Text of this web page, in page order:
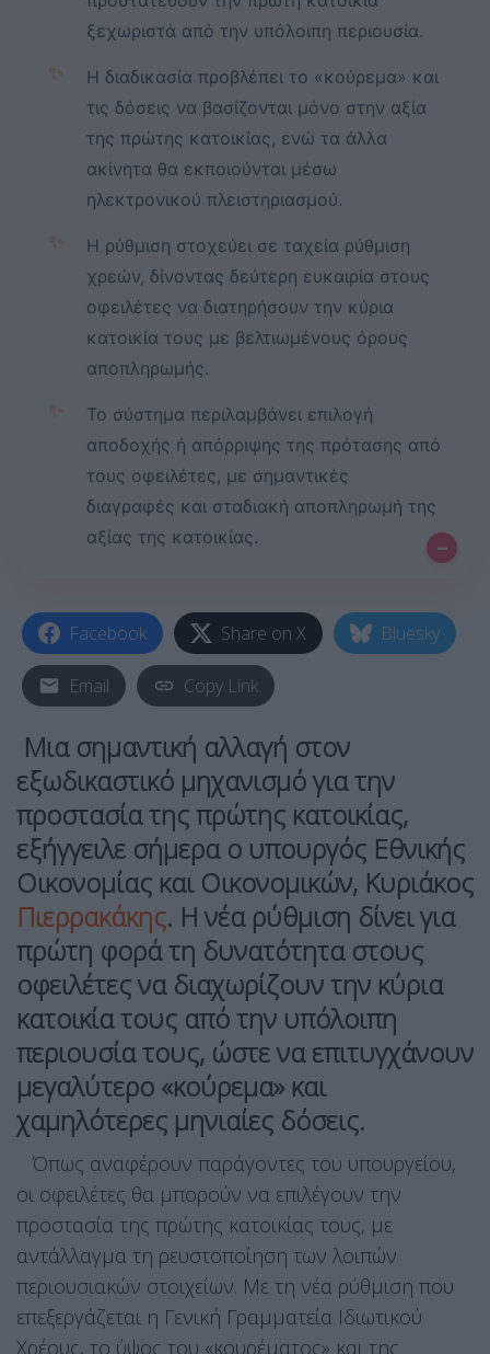
ξεχωριστά από την υπόλοιπη περιουσία.
✨
Η διαδικασία προβλέπει το «κούρεμα» και
τις δόσεις να βασίζονται μόνο στην αξία
της πρώτης κατοικίας, ενώ τα άλλα
ακίνητα θα εκποιούνται μέσω
ηλεκτρονικού πλειστηριασμού.
✨
Η ρύθμιση στοχεύει σε ταχεία ρύθμιση
χρεών, δίνοντας δεύτερη ευκαιρία στους
οφειλέτες να διατηρήσουν την κύρια
κατοικία τους με βελτιωμένους όρους
αποπληρωμής.
✨
Το σύστημα περιλαμβάνει επιλογή
αποδοχής ή απόρριψης της πρότασης από
τους οφειλέτες, με σημαντικές
διαγραφές και σταδιακή αποπληρωμή της
αξίας της κατοικίας.
–
Facebook Share on X Bluesky
Email Copy Link
Μια σημαντική αλλαγή στον
εξωδικαστικό μηχανισμό για την
προστασία της πρώτης κατοικίας,
εξήγγειλε σήμερα ο υπουργός Εθνικής
Οικονομίας και Οικονομικών, Κυριάκος
Πιερρακάκης. Η νέα ρύθμιση δίνει για
πρώτη φορά τη δυνατότητα στους
οφειλέτες να διαχωρίζουν την κύρια
κατοικία τους από την υπόλοιπη
περιουσία τους, ώστε να επιτυγχάνουν
μεγαλύτερο «κούρεμα» και
χαμηλότερες μηνιαίες δόσεις.
Όπως αναφέρουν παράγοντες του υπουργείου,
οι οφειλέτες θα μπορούν να επιλέγουν την
προστασία της πρώτης κατοικίας τους, με
αντάλλαγμα τη ρευστοποίηση των λοιπών
περιουσιακών στοιχείων. Με τη νέα ρύθμιση που
επεξεργάζεται η Γενική Γραμματεία Ιδιωτικού
Χρέους, το ύψος του «κουρέματος» και της